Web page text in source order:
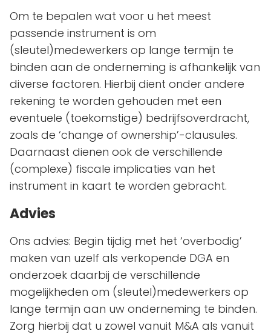
Om te bepalen wat voor u het meest
passende instrument is om
(sleutel)medewerkers op lange termijn te
binden aan de onderneming is afhankelijk van
diverse factoren. Hierbij dient onder andere
rekening te worden gehouden met een
eventuele (toekomstige) bedrijfsoverdracht,
zoals de ‘change of ownership’-clausules.
Daarnaast dienen ook de verschillende
(complexe) fiscale implicaties van het
instrument in kaart te worden gebracht.
Advies
Ons advies: Begin tijdig met het ‘overbodig’
maken van uzelf als verkopende DGA en
onderzoek daarbij de verschillende
mogelijkheden om (sleutel)medewerkers op
lange termijn aan uw onderneming te binden.
Zorg hierbij dat u zowel vanuit M&A als vanuit